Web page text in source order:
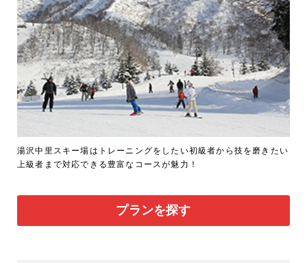
湯沢中里スキー場はトレーニングをしたい初級者から技を磨きたい
上級者まで対応できる豊富なコースが魅力！
プランを探す